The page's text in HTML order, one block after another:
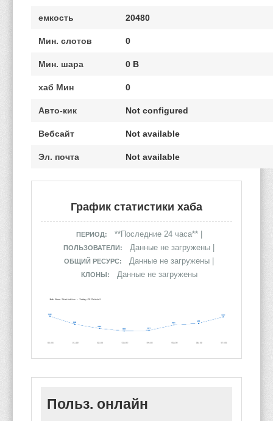
емкость 20480
Мин. слотов 0
Мин. шара 0 B
хаб Мин 0
Авто-кик Not configured
Вебсайт Not available
Эл. почта Not available
График статистики хаба
ПЕРИОД: **Последние 24 часа** |
ПОЛЬЗОВАТЕЛИ: Данные не загружены |
ОБЩИЙ РЕСУРС: Данные не загружены |
КЛОНЫ: Данные не загружены
Польз. онлайн